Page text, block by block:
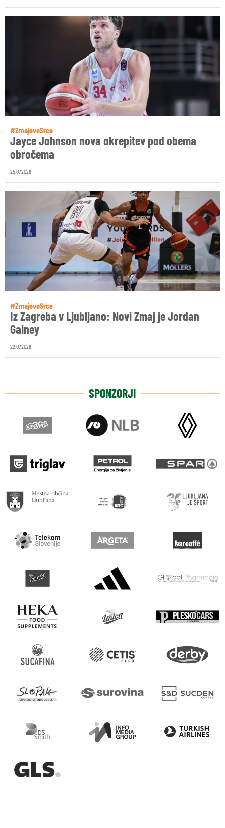
#ZmajevoSrce
Jayce Johnson nova okrepitev pod obema
obročema
25.07.2026
#ZmajevoSrce
Iz Zagreba v Ljubljano: Novi Zmaj je Jordan
Gainey
22.07.2026
SPONZORJI